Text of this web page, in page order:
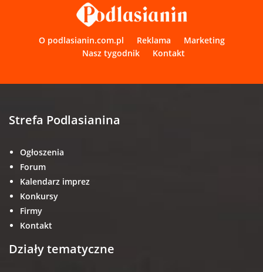
O podlasianin.com.pl Reklama
Marketing
Nasz tygodnik
Kontakt
Strefa Podlasianina
Ogłoszenia
Forum
Kalendarz imprez
Konkursy
Firmy
Kontakt
Działy tematyczne